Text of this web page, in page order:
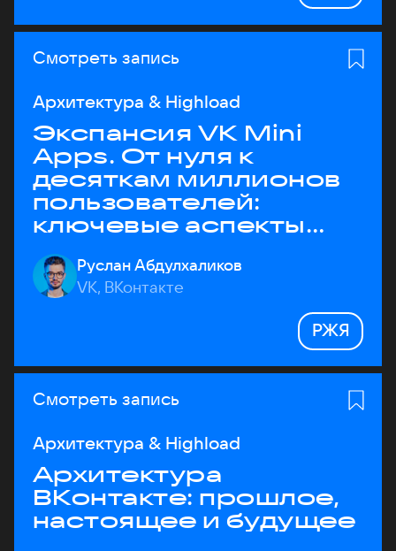
Смотреть запись
Архитектура & Highload
Экспансия VK Mini
Apps. От нуля к
десяткам миллионов
пользователей:
ключевые аспекты
архитектуры
Руслан Абдулхаликов
VK, ВКонтакте
РЖЯ
Смотреть запись
Архитектура & Highload
Архитектура
ВКонтакте: прошлое,
настоящее и будущее